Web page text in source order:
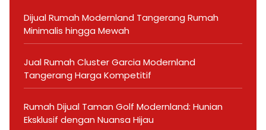
Dijual Rumah Modernland Tangerang Rumah
Minimalis hingga Mewah
Jual Rumah Cluster Garcia Modernland
Tangerang Harga Kompetitif
Rumah Dijual Taman Golf Modernland: Hunian
Eksklusif dengan Nuansa Hijau